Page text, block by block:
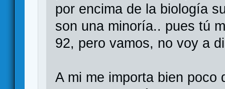
por encima de la biología
son una minoría.. pues tú
92, pero vamos, no voy a
A mi me importa bien poco